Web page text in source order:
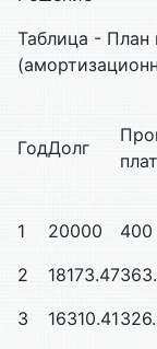
Таблица - План
ГодДолг
1 20000 400
2
18173.47
3
16310.41